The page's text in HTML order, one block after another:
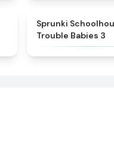
Sprunki
Trouble Babies 3